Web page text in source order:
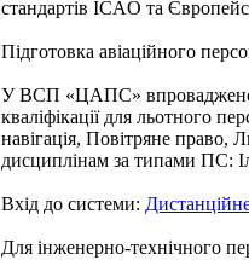
стандартів ICAO та
Підготовка авіаційного
У ВСП «ЦАПС» впроваджено
кваліфікації для льотного
навігація, Повітряне право,
дисциплінам за типами
Вхід до системи:
Для інженерно-технічного